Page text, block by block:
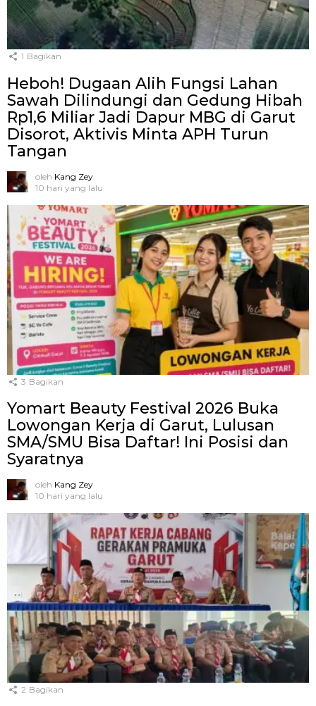
1 Bagikan
Heboh! Dugaan Alih Fungsi Lahan
Sawah Dilindungi dan Gedung Hibah
Rp1,6 Miliar Jadi Dapur MBG di Garut
Disorot, Aktivis Minta APH Turun
Tangan
oleh Kang Zey
10 hari yang lalu
3 Bagikan
Yomart Beauty Festival 2026 Buka
Lowongan Kerja di Garut, Lulusan
SMA/SMU Bisa Daftar! Ini Posisi dan
Syaratnya
oleh Kang Zey
10 hari yang lalu
2 Bagikan